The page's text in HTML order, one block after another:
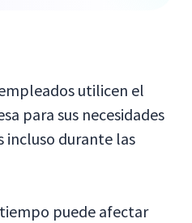
utilicen el
para sus necesidades
incluso durante las
puede afectar